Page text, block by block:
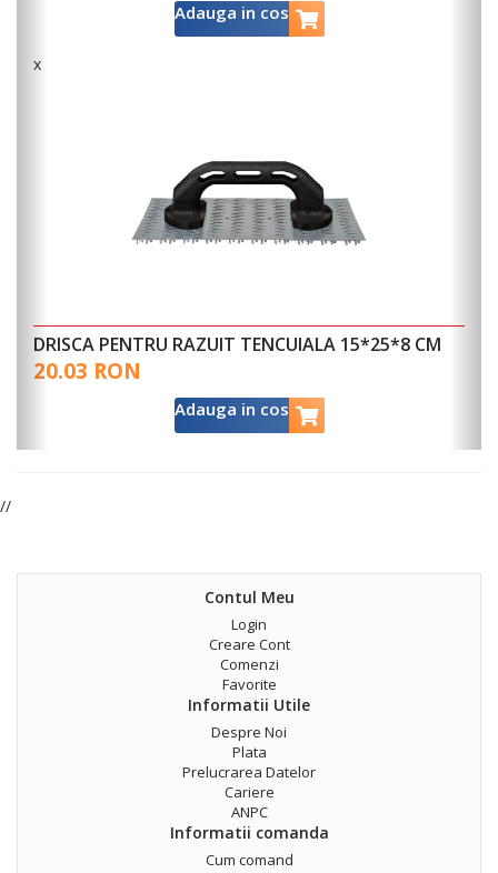
Adauga in cos
x
DRISCA PENTRU RAZUIT TENCUIALA 15*25*8 CM
20.03 RON
Adauga in cos
//
Contul Meu
Login
Creare Cont
Comenzi
Favorite
Informatii Utile
Despre Noi
Plata
Prelucrarea Datelor
Cariere
ANPC
Informatii comanda
Cum comand